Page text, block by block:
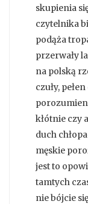
skupienia
czytelnika
podąża
przerwały
na polską
czuły,
kłótnie czy
duch
męskie
jest to
tamtych
nie bójcie